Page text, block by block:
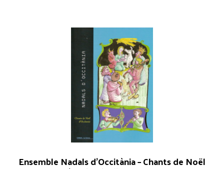
Ensemble Nadals d’Occitània – Chants de Noël